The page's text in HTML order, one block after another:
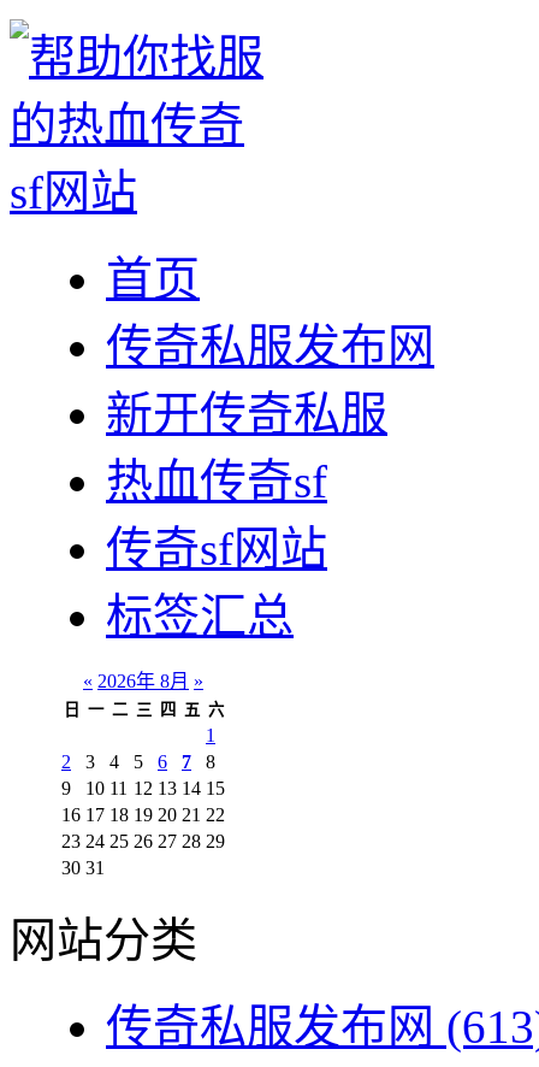
首页
传奇私服发布网
新开传奇私服
热血传奇sf
传奇sf网站
标签汇总
« 2026年 8月 »
日 一 二 三 四 五 六
1
2
3 4 5 6 7
8
9
10 11 12 13 14 15
16 17 18 19 20 21 22
23 24 25 26 27 28 29
30 31
网站分类
传奇私服发布网